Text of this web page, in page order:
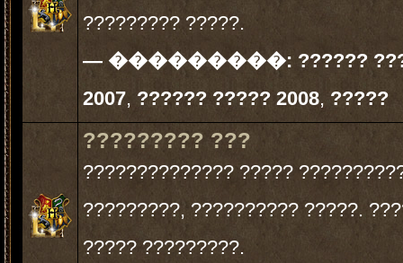
????????? ?????.
— ���������: ??????
2007, ?????? ????? 2008, ?????
????????? ???
?????????????? ?????
?????????, ?????????? ?????.
????? ?????????.